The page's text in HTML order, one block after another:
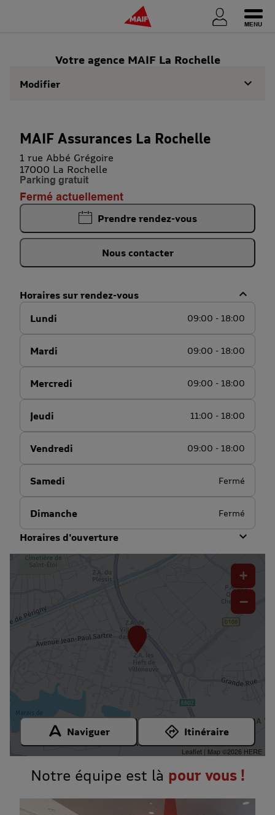
Votre agence MAIF La Rochelle
Modifier
MAIF Assurances La Rochelle
1 rue Abbé Grégoire
17000 La Rochelle
Parking gratuit
Fermé actuellement
Prendre rendez-vous
Nous contacter
Horaires sur rendez-vous
Lundi 09:00 - 18:00
Mardi 09:00 - 18:00
Mercredi 09:00 - 18:00
Jeudi 11:00 - 18:00
Vendredi 09:00 - 18:00
Samedi Fermé
Dimanche Fermé
Horaires d'ouverture
+
−
Leaflet | Map ©2026 HERE
Naviguer Itinéraire
Notre équipe est là pour vous !